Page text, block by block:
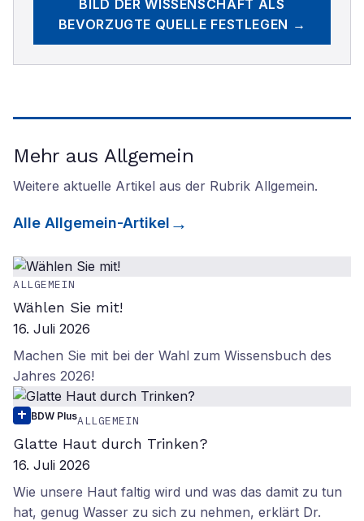
BILD DER WISSENSCHAFT ALS
BEVORZUGTE QUELLE FESTLEGEN →
Mehr aus Allgemein
Weitere aktuelle Artikel aus der Rubrik Allgemein.
Alle Allgemein-Artikel
ALLGEMEIN
Wählen Sie mit!
16. Juli 2026
Machen Sie mit bei der Wahl zum Wissensbuch des
Jahres 2026!
BDW PlusALLGEMEIN
Glatte Haut durch Trinken?
16. Juli 2026
Wie unsere Haut faltig wird und was das damit zu tun
hat, genug Wasser zu sich zu nehmen, erklärt Dr.